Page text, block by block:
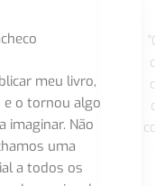
meu livro,
e o tornou algo
imaginar. Não
uma
a todos os